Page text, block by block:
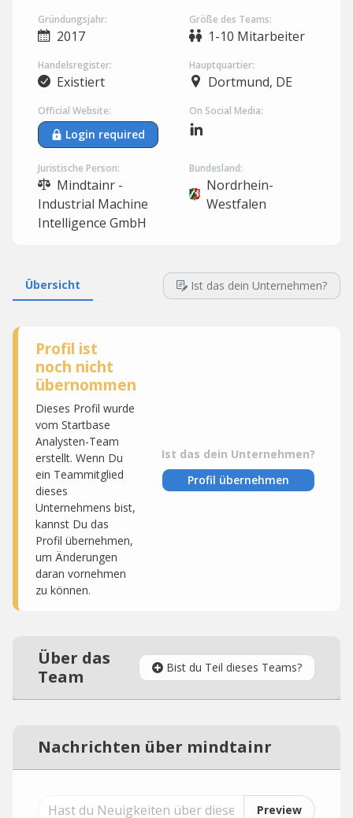
Gründungsjahr:
2017
Größe des Teams:
1-10 Mitarbeiter
Handelsregister:
Existiert
Hauptquartier:
Dortmund, DE
Official Website:
Login required
On Social Media:
Juristische Person:
Mindtainr -
Industrial Machine
Intelligence GmbH
Bundesland:
Nordrhein-
Westfalen
Übersicht Ist das dein Unternehmen?
Profil ist
noch nicht
übernommen
Dieses Profil wurde
vom Startbase
Analysten-Team
erstellt. Wenn Du
ein Teammitglied
dieses
Unternehmens bist,
kannst Du das
Profil übernehmen,
um Änderungen
daran vornehmen
zu können.
Ist das dein Unternehmen?
Profil übernehmen
Über das
Team
Bist du Teil dieses Teams?
Nachrichten über mindtainr
Preview